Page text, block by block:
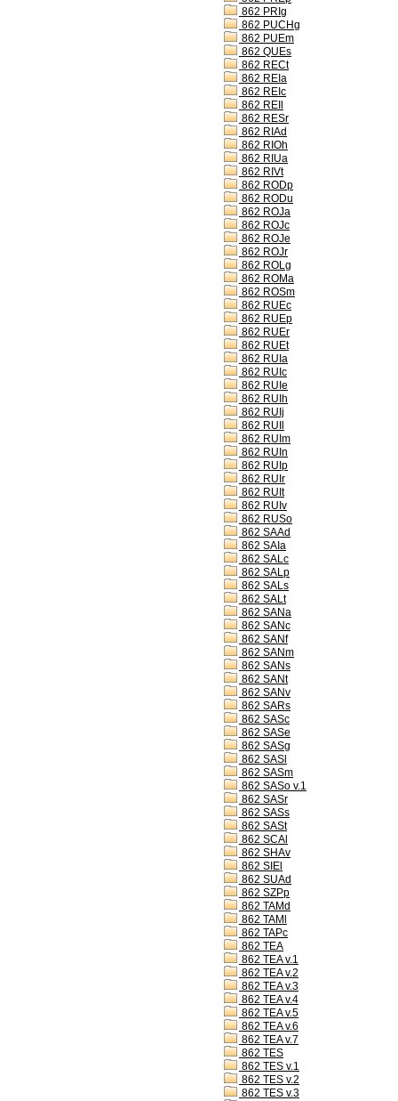
862 PRIg
862 PUCHg
862 PUEm
862 QUEs
862 RECt
862 REIa
862 REIc
862 REIl
862 RESr
862 RIAd
862 RIOh
862 RIUa
862 RIVt
862 RODp
862 RODu
862 ROJa
862 ROJc
862 ROJe
862 ROJr
862 ROLg
862 ROMa
862 ROSm
862 RUEc
862 RUEp
862 RUEr
862 RUEt
862 RUIa
862 RUIc
862 RUIe
862 RUIh
862 RUIj
862 RUIl
862 RUIm
862 RUIn
862 RUIp
862 RUIr
862 RUIt
862 RUIv
862 RUSo
862 SAAd
862 SAIa
862 SALc
862 SALp
862 SALs
862 SALt
862 SANa
862 SANc
862 SANf
862 SANm
862 SANs
862 SANt
862 SANv
862 SARs
862 SASc
862 SASe
862 SASg
862 SASl
862 SASm
862 SASo v.1
862 SASr
862 SASs
862 SASt
862 SCAl
862 SHAv
862 SIEl
862 SUAd
862 SZPp
862 TAMd
862 TAMl
862 TAPc
862 TEA
862 TEA v.1
862 TEA v.2
862 TEA v.3
862 TEA v.4
862 TEA v.5
862 TEA v.6
862 TEA v.7
862 TES
862 TES v.1
862 TES v.2
862 TES v.3